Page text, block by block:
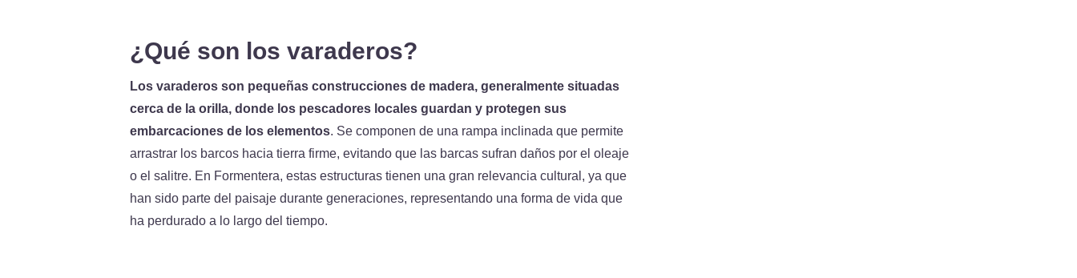
¿Qué son los varaderos?
Los varaderos son pequeñas construcciones de madera, generalmente situadas
cerca de la orilla, donde los pescadores locales guardan y protegen sus
embarcaciones de los elementos. Se componen de una rampa inclinada que permite
arrastrar los barcos hacia tierra firme, evitando que las barcas sufran daños por el oleaje
o el salitre. En Formentera, estas estructuras tienen una gran relevancia cultural, ya que
han sido parte del paisaje durante generaciones, representando una forma de vida que
ha perdurado a lo largo del tiempo.